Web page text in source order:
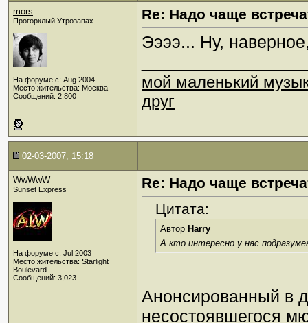
mors
Прогорклый Утрозапах
На форуме с: Aug 2004
Место жительства: Москва
Сообщений: 2,800
Re: Надо чаще
Ээээ... Ну,
мой маленький
друг
02-03-2007, 15:18
WwWwW
Sunset Express
На форуме с: Jul 2003
Место жительства: Starlight
Boulevard
Сообщений: 3,023
Re: Надо чаще
Цитата:
Автор Harry
А кто интересно у нас
Анонсированный в
несостоявшегося